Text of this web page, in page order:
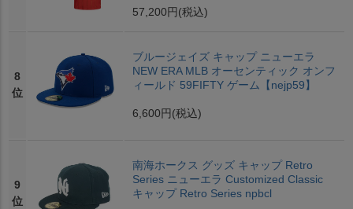
57,200円 (税込)
8
位
ブルージェイズ キャップ ニューエラ
NEW ERA MLB オーセンティック オンフ
ィールド 59FIFTY ゲーム【nejp59】
6,600円 (税込)
9
位
南海ホークス グッズ キャップ Retro
Series ニューエラ Customized Classic
キャップ Retro Series npbcl